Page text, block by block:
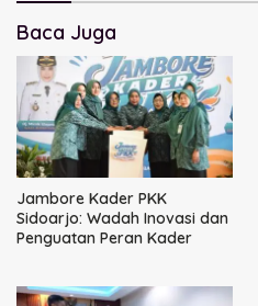
Baca Juga
Jambore Kader PKK
Sidoarjo: Wadah Inovasi dan
Penguatan Peran Kader